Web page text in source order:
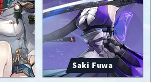
Saki Fuwa